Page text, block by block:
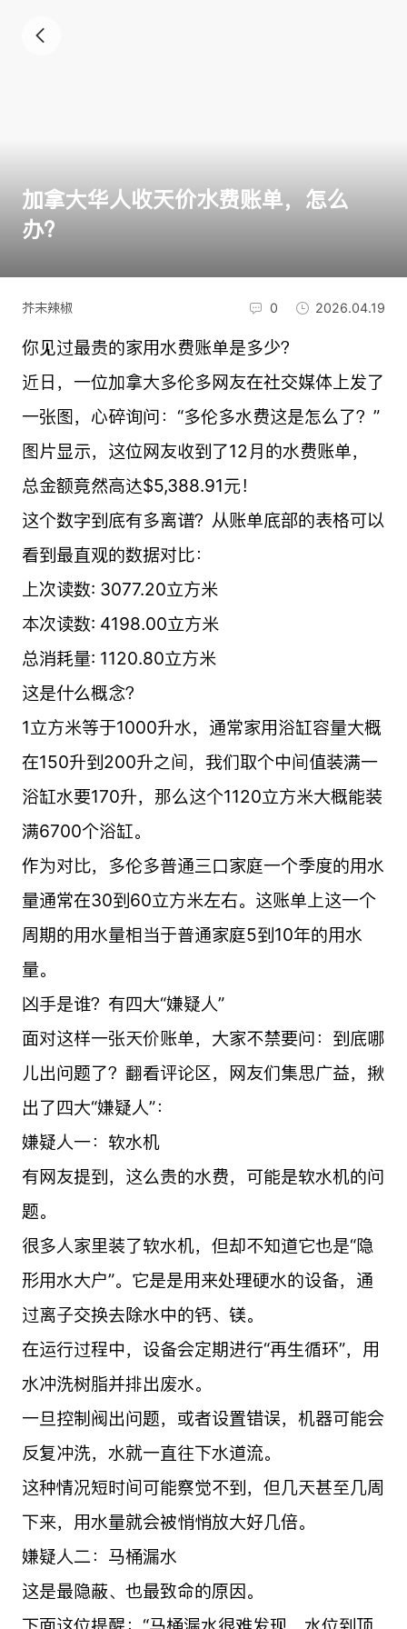
加拿大华人收天价水费账单，怎么
办？
芥末辣椒 0 2026.04.19
你见过最贵的家用水费账单是多少？
近日，一位加拿大多伦多网友在社交媒体上发了
一张图，心碎询问：“多伦多水费这是怎么了？”
图片显示，这位网友收到了12月的水费账单，
总金额竟然高达$5,388.91元！
这个数字到底有多离谱？从账单底部的表格可以
看到最直观的数据对比：
上次读数: 3077.20立方米
本次读数: 4198.00立方米
总消耗量: 1120.80立方米
这是什么概念？
1立方米等于1000升水，通常家用浴缸容量大概
在150升到200升之间，我们取个中间值装满一
浴缸水要170升，那么这个1120立方米大概能装
满6700个浴缸。
作为对比，多伦多普通三口家庭一个季度的用水
量通常在30到60立方米左右。这账单上这一个
周期的用水量相当于普通家庭5到10年的用水
量。
凶手是谁？有四大“嫌疑人”
面对这样一张天价账单，大家不禁要问：到底哪
儿出问题了？翻看评论区，网友们集思广益，揪
出了四大“嫌疑人”：
嫌疑人一：软水机
有网友提到，这么贵的水费，可能是软水机的问
题。
很多人家里装了软水机，但却不知道它也是“隐
形用水大户”。它是是用来处理硬水的设备，通
过离子交换去除水中的钙、镁。
在运行过程中，设备会定期进行“再生循环”，用
水冲洗树脂并排出废水。
一旦控制阀出问题，或者设置错误，机器可能会
反复冲洗，水就一直往下水道流。
这种情况短时间可能察觉不到，但几天甚至几周
下来，用水量就会被悄悄放大好几倍。
嫌疑人二：马桶漏水
这是最隐蔽、也最致命的原因。